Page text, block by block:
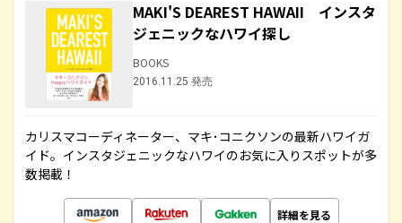
MAKI'S DEAREST HAWAII インスタ
ジェニックなハワイ探し
BOOKS
2016.11.25 発売
カリスマコーディネーター、マキ･コニクソンの最新ハワイガ
イド。インスタジェニックなハワイのお気に入りスポットが多
数掲載！
詳細を見る